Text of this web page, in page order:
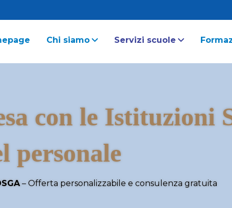
Chi siamo Servizi scuole
con le Istituzioni
personale
– Offerta personalizzabile e consulenza gratuita